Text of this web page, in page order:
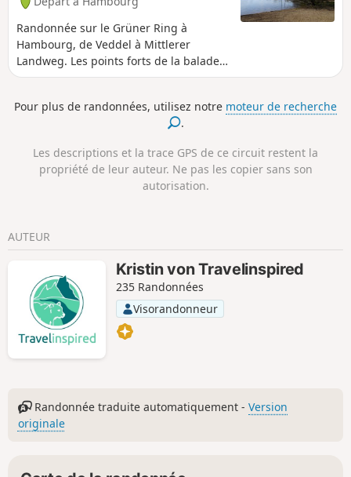
Randonnée sur le Grüner Ring à
Hambourg, de Veddel à Mittlerer
Landweg. Les points forts de la balade
sont le parc Entenwerder sur l'Elbe, l'île
lac Eichbaumsee.
Pour plus de randonnées, utilisez notre moteur de recherche
.
Les descriptions et la trace GPS de ce circuit restent la
propriété de leur auteur. Ne pas les copier sans son
autorisation.
AUTEUR
Kristin von Travelinspired
235 Randonnées
Visorandonneur
Randonnée traduite automatiquement -Version
originale